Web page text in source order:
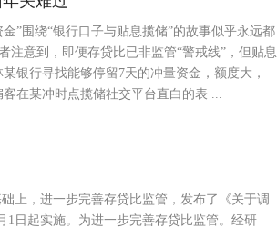
”围绕“银行口子与贴息揽储”的故事似乎永远都
注意到，即便存贷比已非监管“警戒线”，但贴息
银行寻找能够停留7天的冲量资金，额度大，
在某冲时点揽储社交平台直白的表 ...
上，进一步完善存贷比监管，发布了《关于调
1日起实施。为进一步完善存贷比监管。经研